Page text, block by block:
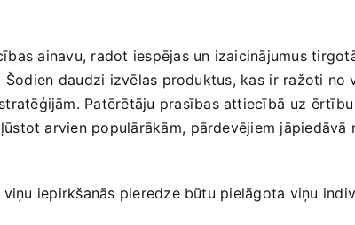
ainavu, radot ​iespējas un izaicinājumus
⁢daudzi izvēlas produktus, ​kas⁢ ir ražoti no
Patērētāju prasības attiecībā ⁣uz⁤
arvien populārākām, ⁤pārdevējiem
iepirkšanās pieredze būtu pielāgota viņu